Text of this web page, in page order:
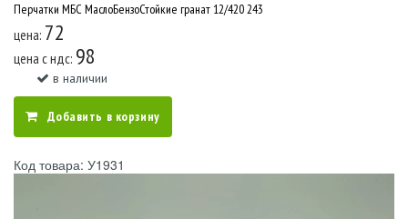
Перчатки МБС МаслоБензоСтойкие гранат 12/420 243
цена: 72
цена c ндс: 98
в наличии
Добавить в корзину
Код товара: У1931